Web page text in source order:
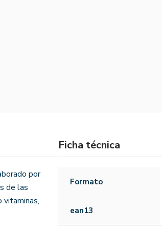
por
de las
vitaminas,
Ficha técnica
Formato
ean13